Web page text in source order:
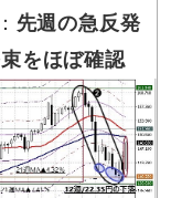
先週の急反発
をほぼ確認